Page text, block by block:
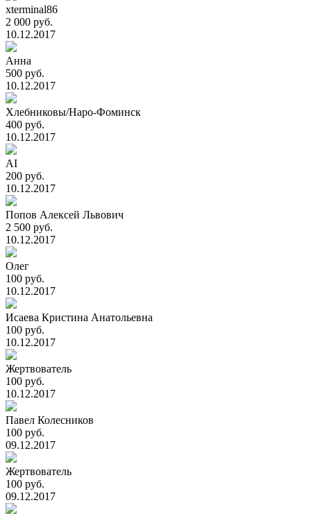
xterminal86
2 000 руб.
10.12.2017
Анна
500 руб.
10.12.2017
Хлебниковы/Наро-Фоминск
400 руб.
10.12.2017
AI
200 руб.
10.12.2017
Попов Алексей Львович
2 500 руб.
10.12.2017
Олег
100 руб.
10.12.2017
Исаева Кристина Анатольевна
100 руб.
10.12.2017
Жертвователь
100 руб.
10.12.2017
Павел Колесников
100 руб.
09.12.2017
Жертвователь
100 руб.
09.12.2017